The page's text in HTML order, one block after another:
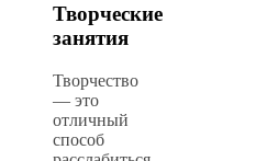
Творческие
занятия
Творчество
— это
отличный
способ